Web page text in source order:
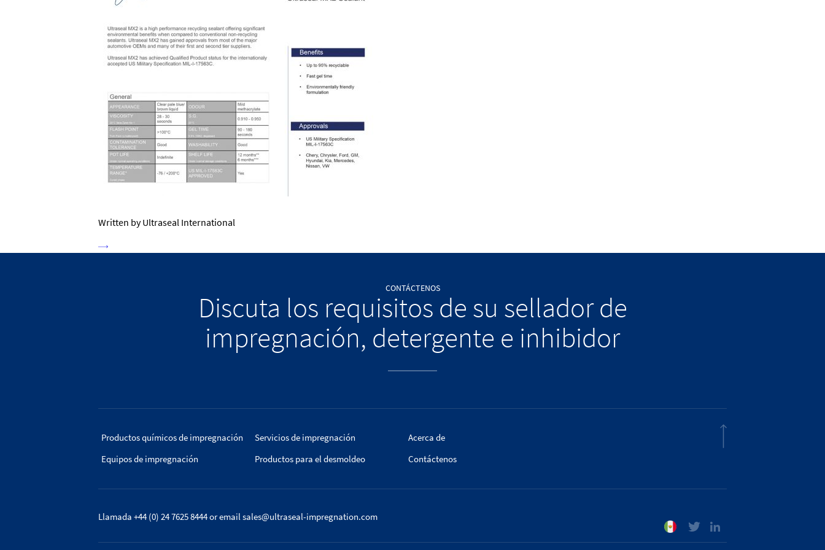
Written by Ultraseal International
CONTÁCTENOS
Discuta los requisitos de su sellador de
impregnación, detergente e inhibidor
Productos químicos de impregnación
Equipos de impregnación
Servicios de impregnación
Productos para el desmoldeo
Acerca de
Contáctenos
Llamada +44 (0) 24 7625 8444or emailsales@ultraseal-impregnation.com